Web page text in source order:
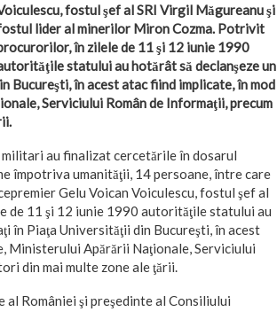
fostul şef al SRI Virgil Măgureanu şi
lider al minerilor Miron Cozma. Potrivit
în zilele de 11 şi 12 iunie 1990
statului au hotărât să declanşeze un
în acest atac fiind implicate, în mod
Serviciului Român de Informaţii, precum
au finalizat cercetările în dosarul
împotriva umanităţii, 14 persoane, între care
Gelu Voican Voiculescu, fostul şef al
de 11 şi 12 iunie 1990 autorităţile statului au
în Piaţa Universităţii din Bucureşti, în acest
Ministerului Apărării Naţionale, Serviciului
din mai multe zone ale ţării.
României şi preşedinte al Consiliului